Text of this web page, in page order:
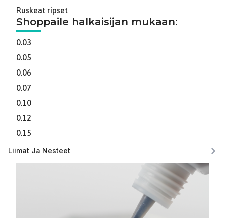
Ruskeat ripset
Shoppaile halkaisijan mukaan:
0.03
0.05
0.06
0.07
0.10
0.12
0.15
Liimat Ja Nesteet